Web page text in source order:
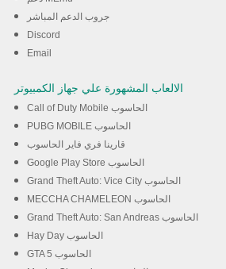
جروب الدعم المباشر
Discord
Email
الالعاب المشهورة علي جهاز الكمبيوتر
Call of Duty Mobile الحاسوب
PUBG MOBILE الحاسوب
قارينا فري فاير الحاسوب
Google Play Store الحاسوب
Grand Theft Auto: Vice City الحاسوب
MECCHA CHAMELEON الحاسوب
Grand Theft Auto: San Andreas الحاسوب
Hay Day الحاسوب
GTA 5 الحاسوب